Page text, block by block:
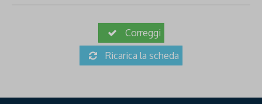
Correggi
Ricarica la scheda